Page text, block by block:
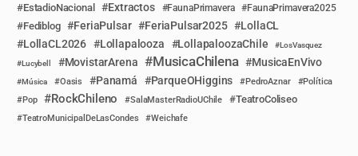
EstadioNacional Extractos FaunaPrimavera FaunaPrimavera2025
Fediblog FeriaPulsar FeriaPulsar2025
LollaCL
LollaCL2026
Lollapalooza LollapaloozaChile
LosVasquez
Lucybell
MovistarArena MusicaChilena MusicaEnVivo
Música Oasis Panamá ParqueOHiggins PedroAznar
Política
Pop
RockChileno SalaMasterRadioUChile TeatroColiseo
TeatroMunicipalDeLasCondes Weichafe